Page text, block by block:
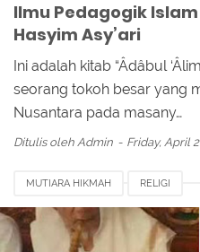
Ilmu Pedagogik
Hasyim Asy’ari
Ini adalah kitab “Âdâbul
seorang tokoh besar yang
Nusantara pada masany…
Ditulis oleh Admin Friday, April
MUTIARA HIKMAH RELIGI